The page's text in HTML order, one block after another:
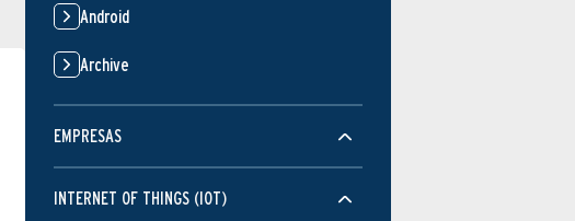
Android
Archive
EMPRESAS
INTERNET OF THINGS (IOT)